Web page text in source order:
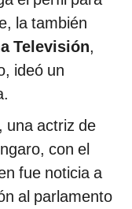
la también
Televisión,
ideó un
una actriz de
con el
fue noticia a
al parlamento